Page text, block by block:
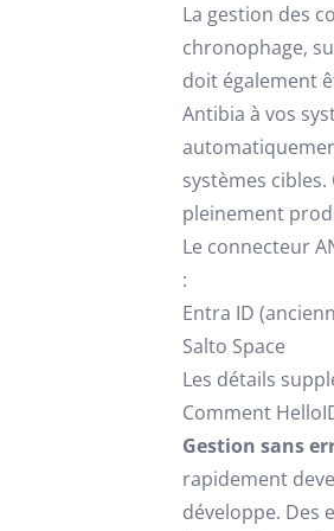
La gestion des
chronophage,
doit également
Antibia à vos
systèmes
pleinement
Le connecteur
:
Entra ID
Salto Space
Les détails
Comment
Gestion sans
rapidement
développe. Des